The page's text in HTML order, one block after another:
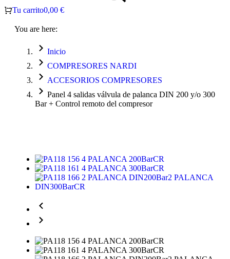
Tu carrito0,00 €
You are here:
Inicio
COMPRESORES NARDI
ACCESORIOS COMPRESORES
Panel 4 salidas válvula de palanca DIN 200 y/o 300
Bar + Control remoto del compresor